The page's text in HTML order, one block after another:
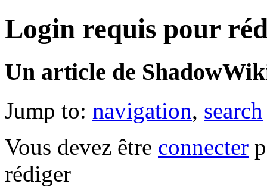
Login requis pour
Un article de
Jump to: navigation, search
Vous devez être connecter
rédiger